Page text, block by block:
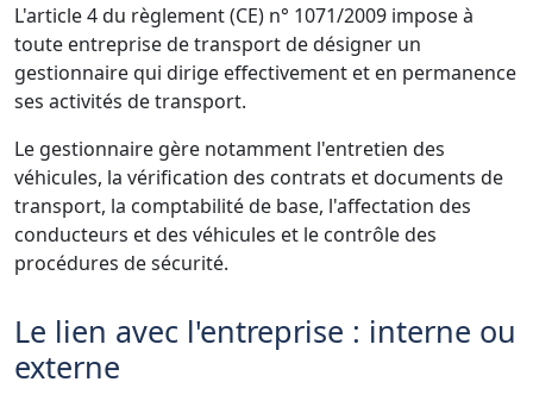
L'article 4 du règlement (CE) n° 1071/2009 impose à
toute entreprise de transport de désigner un
gestionnaire qui dirige effectivement et en permanence
ses activités de transport.
Le gestionnaire gère notamment l'entretien des
véhicules, la vérification des contrats et documents de
transport, la comptabilité de base, l'affectation des
conducteurs et des véhicules et le contrôle des
procédures de sécurité.
Le lien avec l'entreprise : interne ou
externe